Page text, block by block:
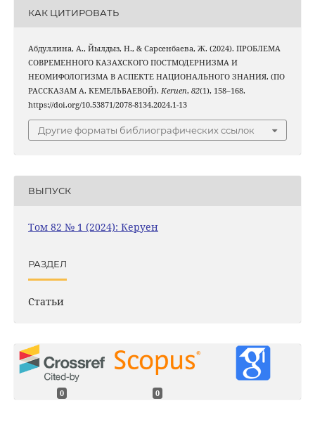
КАК ЦИТИРОВАТЬ
Абдуллина, А., Йылдыз, Н., & Сарсенбаева, Ж. (2024). ПРОБЛЕМА
СОВРЕМЕННОГО КАЗАХСКОГО ПОСТМОДЕРНИЗМА И
НЕОМИФОЛОГИЗМА В АСПЕКТЕ НАЦИОНАЛЬНОГО ЗНАНИЯ. (ПО
РАССКАЗАМ А. КЕМЕЛЬБАЕВОЙ). Keruen, 82(1), 158–168.
https://doi.org/10.53871/2078-8134.2024.1-13
Другие форматы библиографических ссылок
ВЫПУСК
Том 82 № 1 (2024): Керуен
РАЗДЕЛ
Статьи
0 0